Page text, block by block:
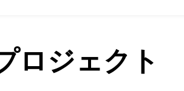
ロジェクト